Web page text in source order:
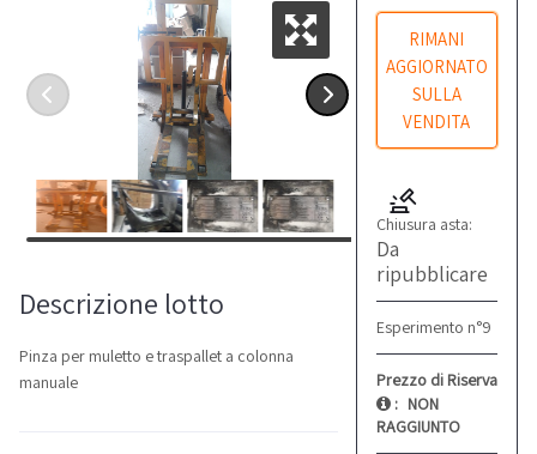
RIMANI
AGGIORNATO
SULLA
VENDITA
Chiusura asta:
Da
ripubblicare
Esperimento n°9
Prezzo di Riserva
: NON
RAGGIUNTO
Descrizione lotto
Pinza per muletto e traspallet a colonna
manuale